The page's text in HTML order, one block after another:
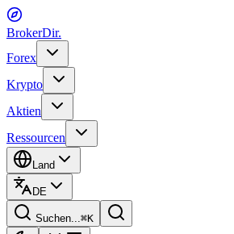
BrokerDir.
Forex
Krypto
Aktien
Ressourcen
Land
DE
Suchen...⌘K